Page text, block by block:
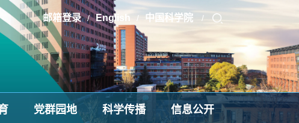
邮箱登录 / English / 中国科学院 /
党群园地 科学传播 信息公开